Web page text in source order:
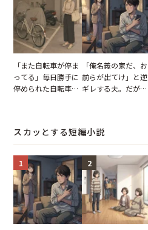
「また自転車が停ま
ってる」毎日勝手に
停められた自転車。
「俺名義の家だ、お
前らが出てけ」と逆
ギレする夫。だが、
スカッとする短編小説
1 2